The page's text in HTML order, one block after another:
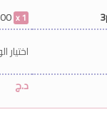
1
اختيار
د.ج